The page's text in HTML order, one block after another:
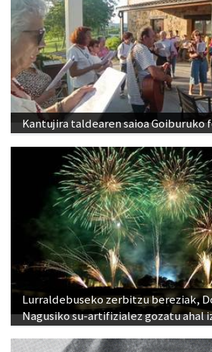
Kantujira taldearen saioa Goiburuko
Lurraldebuseko zerbitzu bereziak,
Nagusiko su-artifizialez gozatu ahal